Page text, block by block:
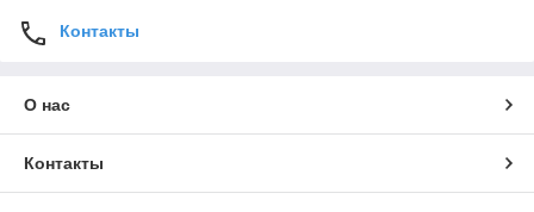
Контакты
О нас
Контакты